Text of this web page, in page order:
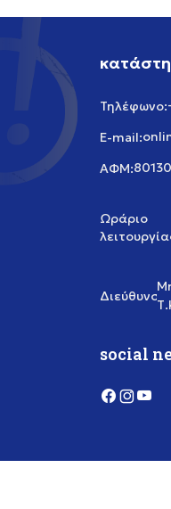
Τηλέφωνο:
E-mail:
ΑΦΜ:
Ωράριο
Διεύθυνση:
social